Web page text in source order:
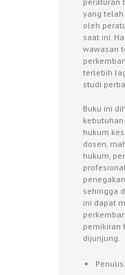
yang
oleh
saat ini.
wawasan
terlebih
studi
Buku ini
hukum
dosen,
hukum,
sehingga
ini dapat
pemikiran
dijunjung.
Penulis: